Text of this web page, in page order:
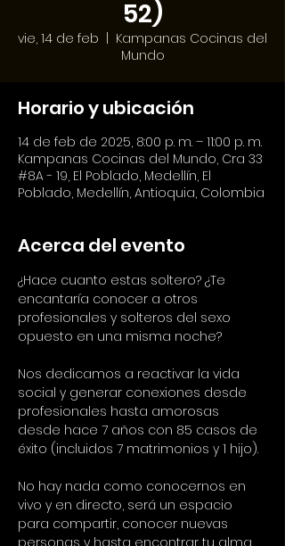
52)
vie, 14 de feb
Kampanas Cocinas del
Mundo
Horario y ubicación
14 de feb de 2025, 8:00 p. m. – 11:00 p. m.
Kampanas Cocinas del Mundo, Cra 33
#8A - 19, El Poblado, Medellín, El
Poblado, Medellín, Antioquia, Colombia
Acerca del evento
¿Hace cuanto estas soltero? ¿Te
encantaría conocer a otros
profesionales y solteros del sexo
opuesto en una misma noche?
Nos dedicamos a reactivar la vida
social y generar conexiones desde
profesionales hasta amorosas
desde hace 7 años con 85 casos de
éxito (incluidos 7 matrimonios y 1 hijo).
No hay nada como conocernos en
vivo y en directo, será un espacio
para compartir, conocer nuevas
personas y hasta encontrar tu alma